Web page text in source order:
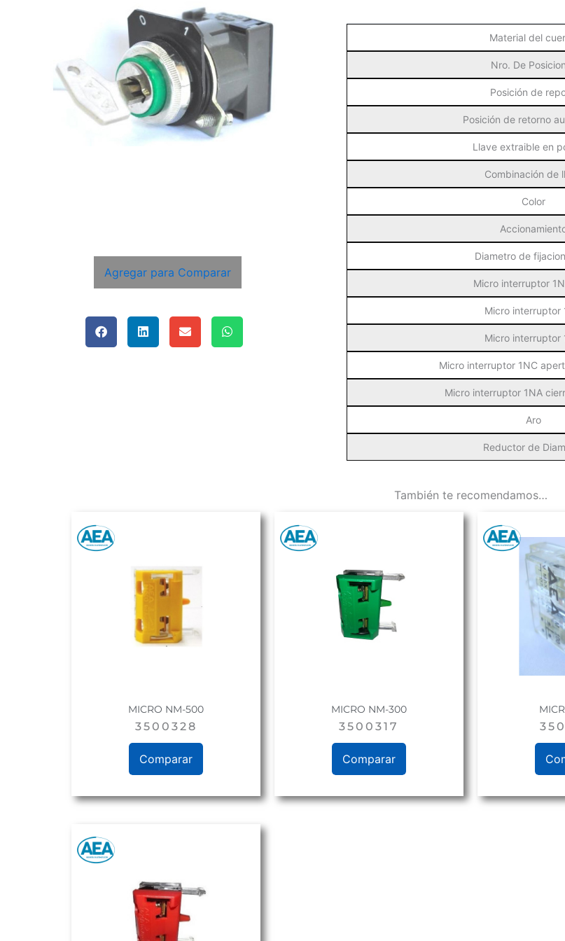
Agregar para Comparar
Material del
Nro. De
Posición de
Posición de retorno
Llave extraible en
Combinación de
Color
Diametro de
Micro interruptor
Micro interruptor
Micro interruptor
Micro interruptor 1NC
Micro interruptor 1NA
Aro
Reductor de
También te recomendamos…
MICRO NM-500
3500328
Comparar
MICRO NM-300
3500317
Comparar